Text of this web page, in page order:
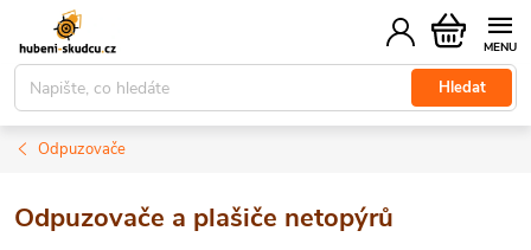
obsah
Hledat
Nákupní
košík
Odpuzovače
Odpuzovače a plašiče netopýrů